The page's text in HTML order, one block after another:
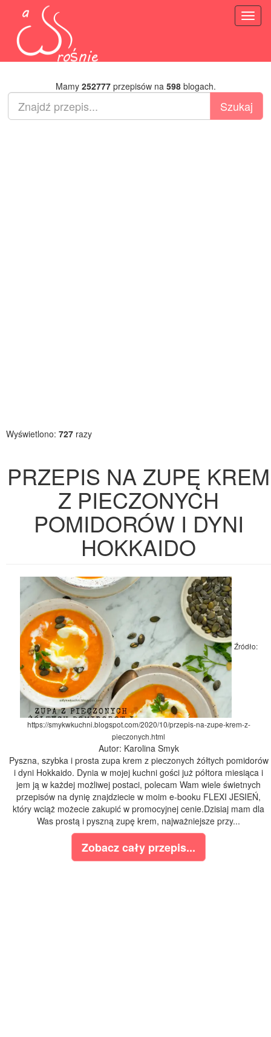
Mamy 252777przepisów na 598blogach.
Wyświetlono: 727 razy
PRZEPIS NA ZUPĘ KREM
Z PIECZONYCH
POMIDORÓW I DYNI
HOKKAIDO
Źródło:
https://smykwkuchni.blogspot.com/2020/10/przepis-na-zupe-krem-z-
pieczonych.html
Autor: Karolina Smyk
Pyszna, szybka i prosta zupa krem z pieczonych żółtych pomidorów
i dyni Hokkaido. Dynia w mojej kuchni gości już półtora miesiąca i
jem ją w każdej możliwej postaci, polecam Wam wiele świetnych
przepisów na dynię znajdziecie w moim e-booku FLEXI JESIEŃ,
który wciąż możecie zakupić w promocyjnej cenie.Dzisiaj mam dla
Was prostą i pyszną zupę krem, najważniejsze przy...
Zobacz cały przepis...